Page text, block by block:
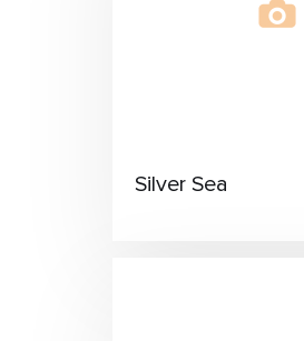
Silver Sea